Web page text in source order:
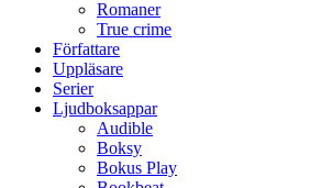
Romaner
True crime
Författare
Uppläsare
Serier
Ljudboksappar
Audible
Boksy
Bokus Play